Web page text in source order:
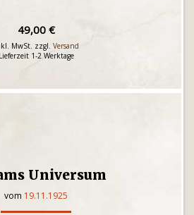
49,00 €
MwSt. zzgl. Versand
Lieferzeit 1-2 Werktage
Universum
vom 19.11.1925